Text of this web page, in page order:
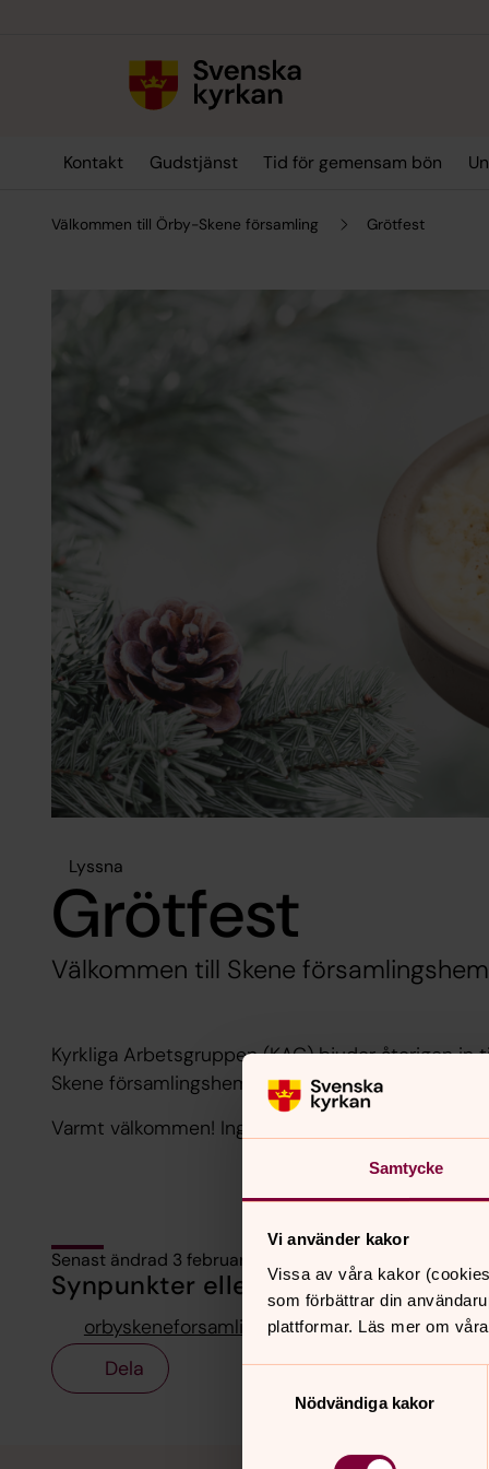
Samtycke
Vi använder kakor
Vissa av våra kakor
som förbättrar din
plattformar. Läs mer om
Nödvändiga kakor
Kontakt Gudstjänst Tid för gemensam bön
Välkommen till Örby-Skene församling Grötfest
Lyssna
Grötfest
Välkommen till Skene
Kyrkliga Arbetsgruppen (KAG) bjuder återigen in
Skene församlingshem lördagen den 7 februari, kl.
Varmt välkommen! Ingen anmälan behövs.
Senast ändrad 3 februari 2026
Synpunkter eller frågor på sidans
orbyskeneforsamling@svenskakyrkan.se
Dela